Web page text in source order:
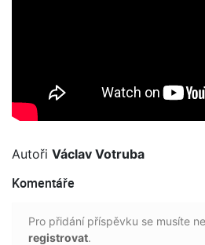
Autoři Václav Votruba
Komentáře
Pro přidání příspěvku se musíte
registrovat.